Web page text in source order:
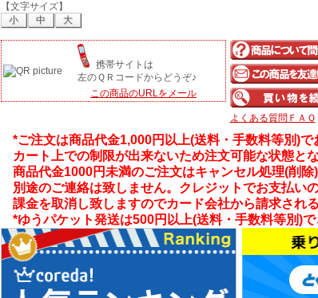
【文字サイズ】
小
中 大
携帯サイトは
左のＱＲコードからどうぞ♪
この商品のURLをメール
よくある質問ＦＡＱ
*ご注文は商品代金1,000円以上(送料・手数料等別)で
カート上での制限が出来ないため注文可能な状態と
商品代金1000円未満のご注文はキャンセル処理(削除)
別途のご連絡は致しません。クレジットでお支払い
課金を取消し致しますのでカード会社から請求され
*ゆうパケット発送は500円以上(送料・手数料等別)で